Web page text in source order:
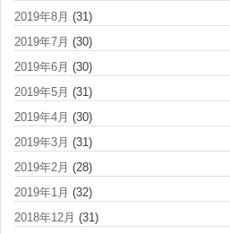
2019年8月 (31)
2019年7月 (30)
2019年6月 (30)
2019年5月 (31)
2019年4月 (30)
2019年3月 (31)
2019年2月 (28)
2019年1月 (32)
2018年12月 (31)